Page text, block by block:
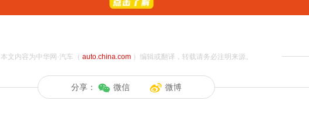
本文内容为中华网·汽车（ auto.china.com）编辑或翻译，转载请务必注明来源。
分享： 微信 微博